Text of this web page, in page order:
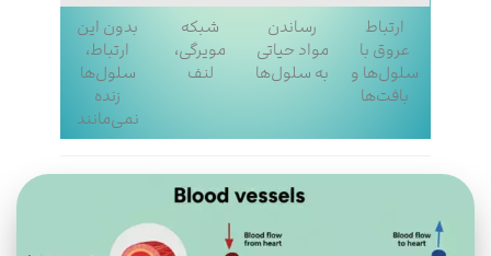
ارتباط
عروق با
سلول‌ها و
بافت‌ها
رساندن
مواد حیاتی
به سلول‌ها
شبکه
مویرگی،
لنف
بدون این
ارتباط،
سلول‌ها
زنده
نمی‌مانند